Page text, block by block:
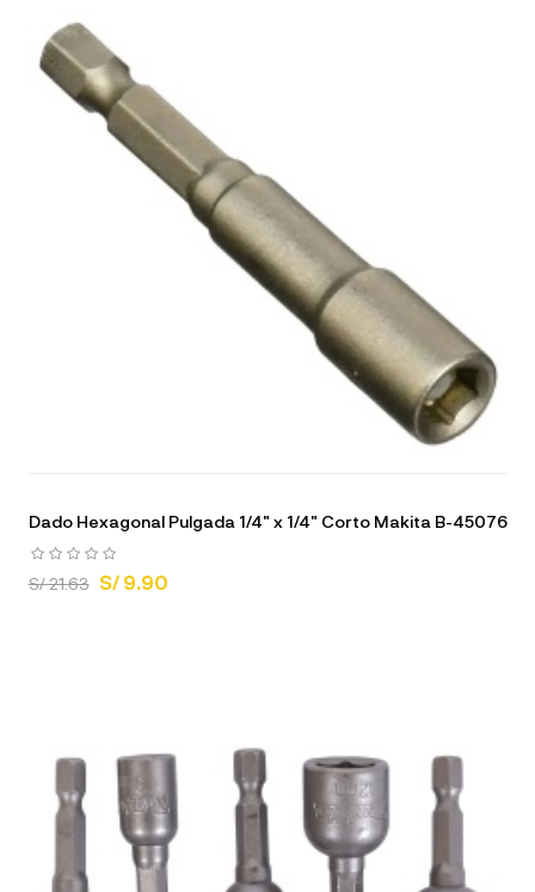
Dado Hexagonal Pulgada 1/4" x 1/4" Corto Makita B-45076
S/ 21.63 S/ 9.90